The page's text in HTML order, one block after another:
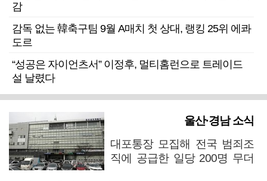
감
감독 없는 韓축구팀 9월 A매치 첫 상대, 랭킹 25위 에콰
도르
“성공은 자이언츠서” 이정후, 멀티홈런으로 트레이드
설 날렸다
울산·경남 소식
대포통장 모집해 전국 범죄조
직에 공급한 일당 200명 무더